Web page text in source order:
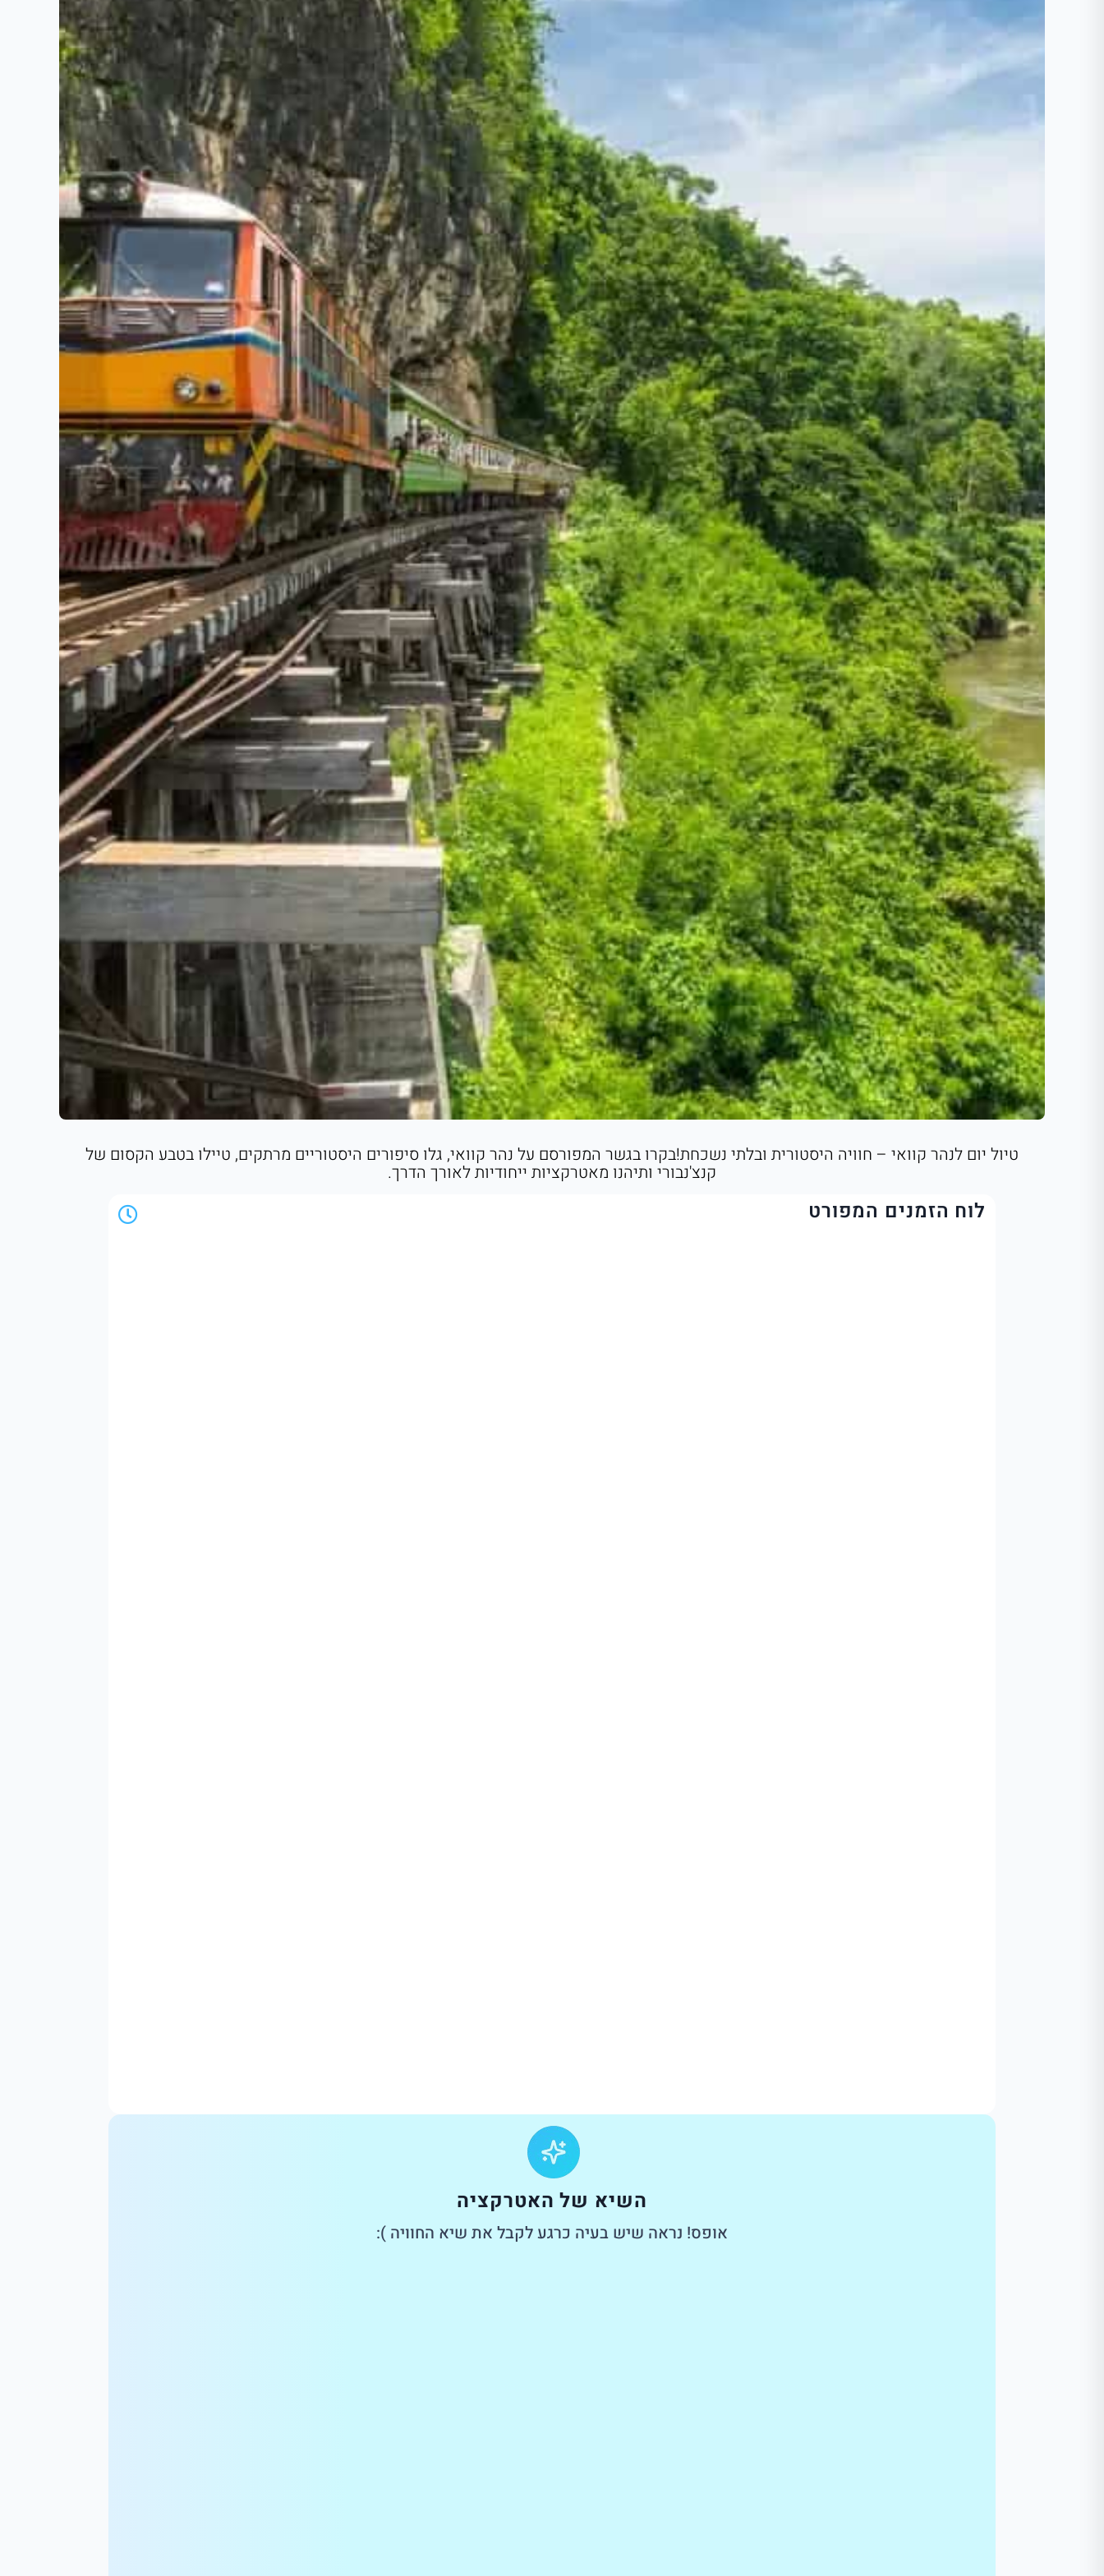
טיול יום לנהר קוואי – חוויה היסטורית ובלתי נשכחת!בקרו בגשר המפורסם על נהר קוואי, גלו סיפורים היסטוריים מרתקים, טיילו בטבע הקסום של
קנצ'נבורי ותיהנו מאטרקציות ייחודיות לאורך הדרך.
לוח הזמנים המפורט
השיא של האטרקציה
אופס! נראה שיש בעיה כרגע לקבל את שיא החוויה ):